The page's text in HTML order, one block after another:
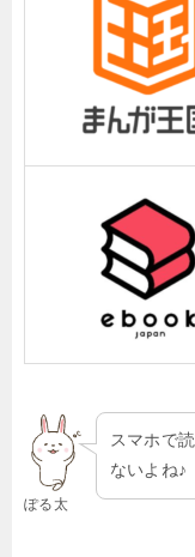
ぽる太
スマホで
ないよね♪